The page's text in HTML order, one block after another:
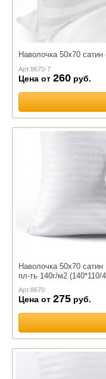
Наволочка 50х70
Арт.8670-7
Цена от 260 руб.
Наволочка 50х70
пл-ть 140г/м2
Арт.8670
Цена от 275 руб.